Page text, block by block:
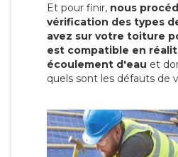
Et pour finir, nous
vérification des types
avez sur votre toiture
est compatible en
écoulement d'eau et
quels sont les défauts de